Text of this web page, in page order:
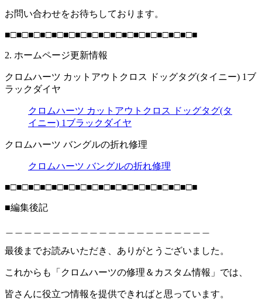
お問い合わせをお待ちしております。
■□■□■□■□■□■□■□■□■□■□■□■□■□■□■□■□■
2. ホームページ更新情報
クロムハーツ カットアウトクロス ドッグタグ(タイニー) 1ブ
ラックダイヤ
クロムハーツ カットアウトクロス ドッグタグ(タ
イニー) 1ブラックダイヤ
クロムハーツ バングルの折れ修理
クロムハーツ バングルの折れ修理
■□■□■□■□■□■□■□■□■□■□■□■□■□■□■□■□■
■編集後記
最後までお読みいただき、ありがとうございました。
これからも「クロムハーツの修理＆カスタム情報」では、
皆さんに役立つ情報を提供できればと思っています。